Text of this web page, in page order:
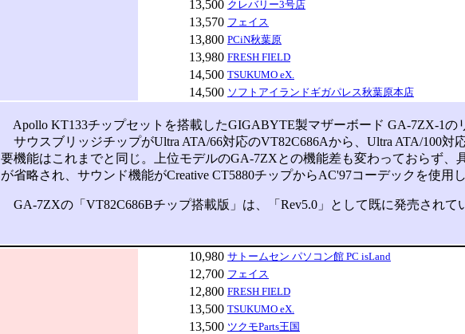
13,500 クレバリー3号店
13,570 フェイス
13,800 PCiN秋葉原
13,980 FRESH FIELD
14,500 TSUKUMO eX.
14,500 ソフトアイランドギガパレス秋葉原本店
Apollo KT133チップセットを搭載したGIGABYTE製マザーボード GA-7ZX-1の
サウスブリッジチップがUltra ATA/66対応のVT82C686Aから、Ultra ATA/100対
要機能はこれまでと同じ。上位モデルのGA-7ZXとの機能差も変わっておらず、
が省略され、サウンド機能がCreative CT5880チップからAC'97コーデックを使用
GA-7ZXの「VT82C686Bチップ搭載版」は、「Rev5.0」として既に発売されて
10,980 サトームセン パソコン館 PC isLand
12,700 フェイス
12,800 FRESH FIELD
13,500 TSUKUMO eX.
13,500 ツクモParts王国